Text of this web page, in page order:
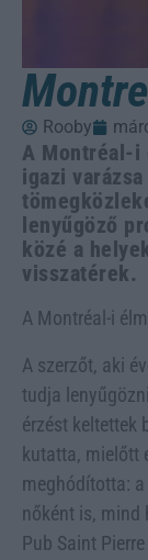
Rooby
A Montréal-i
igazi
lenyűgöző
közé a
visszatérek.
A Montréal-i
A szerzőt, aki
tudja
érzést keltettek
kutatta, mielőtt
meghódította:
nőként is, mind
Pub Saint